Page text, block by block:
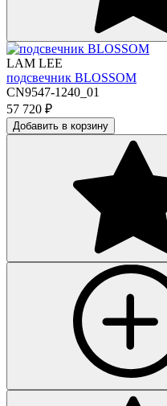
LAM LEE
подсвечник BLOSSOM
CN9547-1240_01
57 720 ₽
Добавить в корзину